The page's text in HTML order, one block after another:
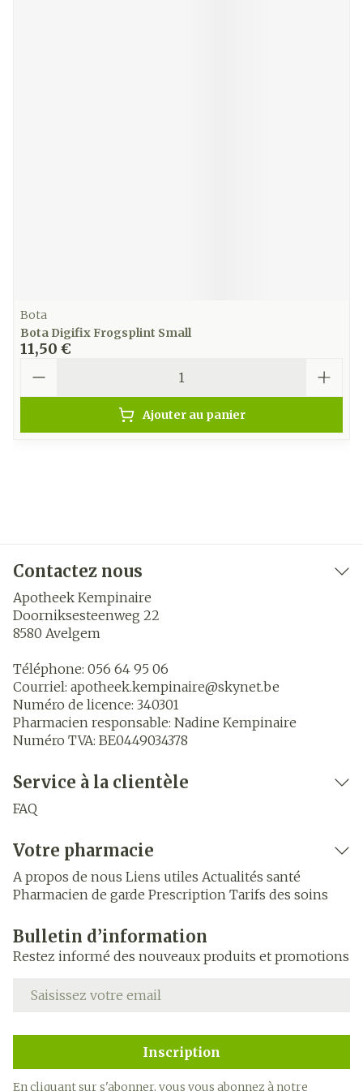
Bota
Bota Digifix Frogsplint Small
11,50 €
Ajouter au panier
Contactez nous
Apotheek Kempinaire
Doorniksesteenweg 22
8580 Avelgem
Téléphone: 056 64 95 06
Courriel: apotheek.kempinaire@skynet.be
Numéro de licence: 340301
Pharmacien responsable: Nadine Kempinaire
Numéro TVA: BE0449034378
Service à la clientèle
FAQ
Votre pharmacie
A propos de nous Liens utiles Actualités santé
Pharmacien de garde Prescription Tarifs des soins
Bulletin d’information
Restez informé des nouveaux produits et promotions
Adresse mail
Inscription
En cliquant sur s'abonner, vous vous abonnez à notre